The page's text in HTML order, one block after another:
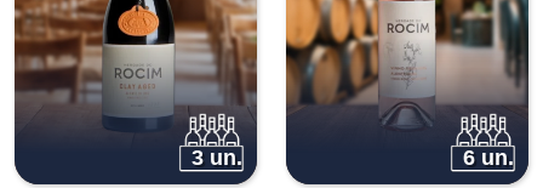
3 un.
6 un.